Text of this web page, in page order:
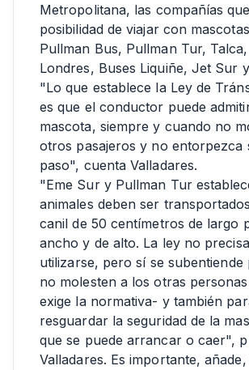
Metropolitana, las compañías
posibilidad de viajar con
Pullman Bus, Pullman Tur,
Londres, Buses Liquiñe, Jet Sur
"Lo que establece la Ley de
es que el conductor puede
mascota, siempre y cuando no
otros pasajeros y no entorpezca
paso", cuenta Valladares.
"Eme Sur y Pullman Tur
animales deben ser
canil de 50 centímetros de largo
ancho y de alto. La ley no
utilizarse, pero sí se subentiende
no molesten a los otras
exige la normativa- y también
resguardar la seguridad de la
que se puede arrancar o caer",
Valladares. Es importante,